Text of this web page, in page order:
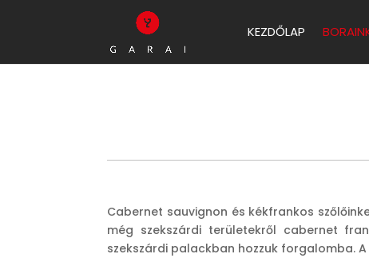
KEZDŐLAP
Cabernet sauvignon és kékfrankos
még szekszárdi területekről cabernet
szekszárdi palackban hozzuk forgalomba.